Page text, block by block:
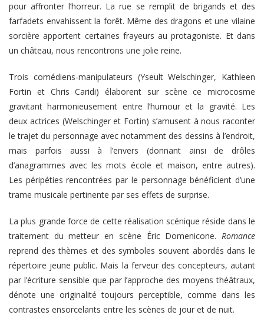
pour affronter l’horreur. La rue se remplit de brigands et des
farfadets envahissent la forêt. Même des dragons et une vilaine
sorcière apportent certaines frayeurs au protagoniste. Et dans
un château, nous rencontrons une jolie reine.
Trois comédiens-manipulateurs (Yseult Welschinger, Kathleen
Fortin et Chris Caridi) élaborent sur scène ce microcosme
gravitant harmonieusement entre l’humour et la gravité. Les
deux actrices (Welschinger et Fortin) s’amusent à nous raconter
le trajet du personnage avec notamment des dessins à l’endroit,
mais parfois aussi à l’envers (donnant ainsi de drôles
d’anagrammes avec les mots école et maison, entre autres).
Les péripéties rencontrées par le personnage bénéficient d’une
trame musicale pertinente par ses effets de surprise.
La plus grande force de cette réalisation scénique réside dans le
traitement du metteur en scène Éric Domenicone. Romance
reprend des thèmes et des symboles souvent abordés dans le
répertoire jeune public. Mais la ferveur des concepteurs, autant
par l’écriture sensible que par l’approche des moyens théâtraux,
dénote une originalité toujours perceptible, comme dans les
contrastes ensorcelants entre les scènes de jour et de nuit.